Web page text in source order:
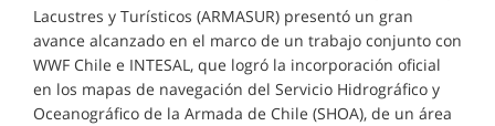
Lacustres y Turísticos (ARMASUR) presentó un gran
avance alcanzado en el marco de un trabajo conjunto con
WWF Chile e INTESAL, que logró la incorporación oficial
en los mapas de navegación del Servicio Hidrográfico y
Oceanográfico de la Armada de Chile (SHOA), de un área